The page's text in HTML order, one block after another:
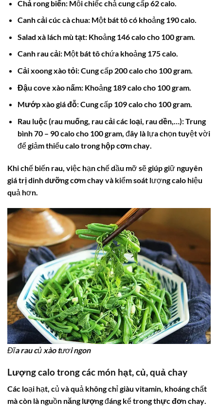
Chả rong biển:Mỗi chiếc chả cung cấp 62 calo.
Canh cải cúc cà chua:Một bát tô có khoảng 190 calo.
Salad xà lách mù tạt:Khoảng 146 calo cho 100 gram.
Canh rau cải:Một bát tô chứa khoảng 175 calo.
Cải xoong xào tỏi:Cung cấp 200 calo cho 100 gram.
Đậu cove xào nấm:Khoảng 189 calo cho 100 gram.
Mướp xào giá đỗ:Cung cấp 109 calo cho 100 gram.
Rau luộc (rau muống, rau cải các loại, rau dền,…):Trung
bình 70 – 90 calo cho 100 gram, đây là lựa chọn tuyệt vời
để giảm thiểu calo trong hộp cơm chay.
Khi chế biến rau, việc hạn chế dầu mỡ sẽ giúp giữ nguyên
giá trị dinh dưỡng cơm chayvà kiểm soát lượng calo hiệu
quả hơn.
Đĩa rau củ xào tươi ngon
Lượngcalo trong các món hạt, củ, quả chay
Các loại hạt, củ và quả không chỉ giàu vitamin, khoáng chất
mà còn là nguồn năng lượngđáng kể trongthực đơn chay.